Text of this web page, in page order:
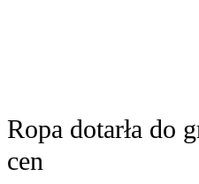
Ropa dotarła do
cen